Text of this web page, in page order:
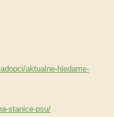
aktualne-hledame-
stanice-psu/